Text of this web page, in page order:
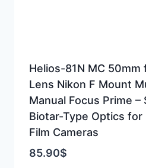
Helios-81N MC
Lens Nikon F Mount
Manual Focus Prime –
Biotar-Type Optics for
Film Cameras
85.90$